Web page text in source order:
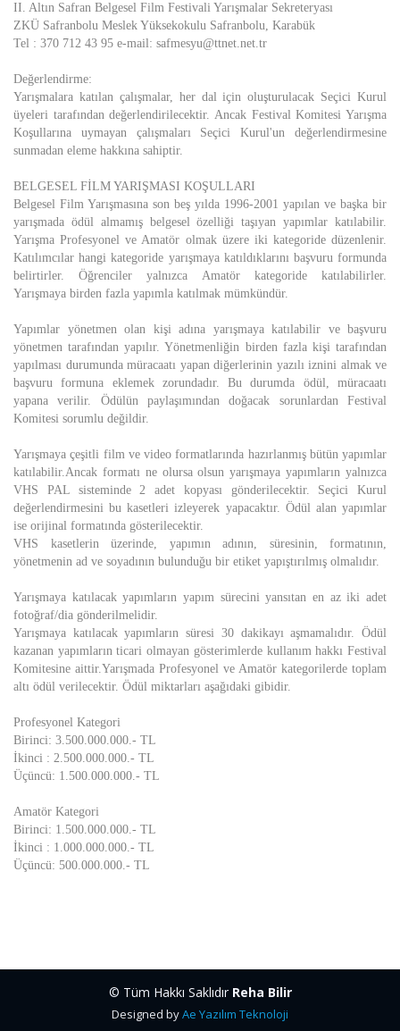
II. Altın Safran Belgesel Film Festivali Yarışmalar Sekreteryası
ZKÜ Safranbolu Meslek Yüksekokulu Safranbolu, Karabük
Tel : 370 712 43 95 e-mail: safmesyu@ttnet.net.tr
Değerlendirme:
Yarışmalara katılan çalışmalar, her dal için oluşturulacak Seçici Kurul
üyeleri tarafından değerlendirilecektir. Ancak Festival Komitesi Yarışma
Koşullarına uymayan çalışmaları Seçici Kurul'un değerlendirmesine
sunmadan eleme hakkına sahiptir.
BELGESEL FİLM YARIŞMASI KOŞULLARI
Belgesel Film Yarışmasına son beş yılda 1996-2001 yapılan ve başka bir
yarışmada ödül almamış belgesel özelliği taşıyan yapımlar katılabilir.
Yarışma Profesyonel ve Amatör olmak üzere iki kategoride düzenlenir.
Katılımcılar hangi kategoride yarışmaya katıldıklarını başvuru formunda
belirtirler. Öğrenciler yalnızca Amatör kategoride katılabilirler.
Yarışmaya birden fazla yapımla katılmak mümkündür.
Yapımlar yönetmen olan kişi adına yarışmaya katılabilir ve başvuru
yönetmen tarafından yapılır. Yönetmenliğin birden fazla kişi tarafından
yapılması durumunda müracaatı yapan diğerlerinin yazılı iznini almak ve
başvuru formuna eklemek zorundadır. Bu durumda ödül, müracaatı
yapana verilir. Ödülün paylaşımından doğacak sorunlardan Festival
Komitesi sorumlu değildir.
Yarışmaya çeşitli film ve video formatlarında hazırlanmış bütün yapımlar
katılabilir.Ancak formatı ne olursa olsun yarışmaya yapımların yalnızca
VHS PAL sisteminde 2 adet kopyası gönderilecektir. Seçici Kurul
değerlendirmesini bu kasetleri izleyerek yapacaktır. Ödül alan yapımlar
ise orijinal formatında gösterilecektir.
VHS kasetlerin üzerinde, yapımın adının, süresinin, formatının,
yönetmenin ad ve soyadının bulunduğu bir etiket yapıştırılmış olmalıdır.
Yarışmaya katılacak yapımların yapım sürecini yansıtan en az iki adet
fotoğraf/dia gönderilmelidir.
Yarışmaya katılacak yapımların süresi 30 dakikayı aşmamalıdır. Ödül
kazanan yapımların ticari olmayan gösterimlerde kullanım hakkı Festival
Komitesine aittir.Yarışmada Profesyonel ve Amatör kategorilerde toplam
altı ödül verilecektir. Ödül miktarları aşağıdaki gibidir.
Profesyonel Kategori
Birinci: 3.500.000.000.- TL
İkinci : 2.500.000.000.- TL
Üçüncü: 1.500.000.000.- TL
Amatör Kategori
Birinci: 1.500.000.000.- TL
İkinci : 1.000.000.000.- TL
Üçüncü: 500.000.000.- TL
© Tüm Hakkı Saklıdır Reha Bilir
Designed byAe Yazılım Teknoloji